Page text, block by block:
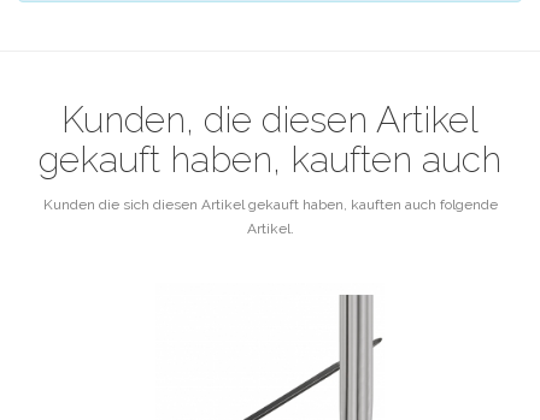
Kunden, die diesen Artikel
gekauft haben, kauften auch
Kunden die sich diesen Artikel gekauft haben, kauften auch folgende
Artikel.